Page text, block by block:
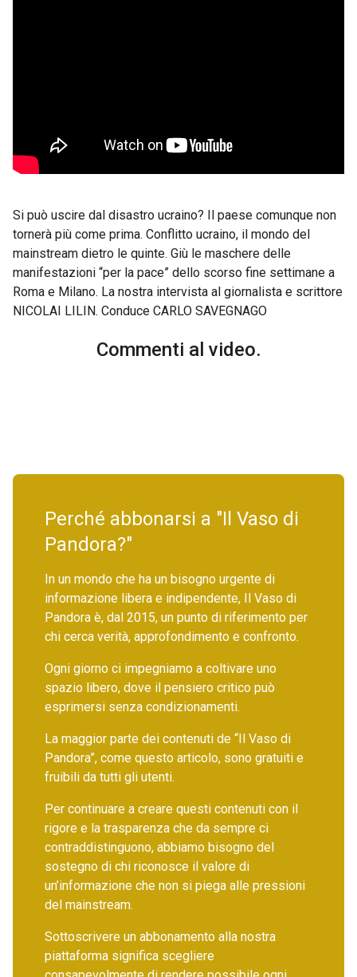
Si può uscire dal disastro ucraino? Il paese comunque non
tornerà più come prima. Conflitto ucraino, il mondo del
mainstream dietro le quinte. Giù le maschere delle
manifestazioni “per la pace” dello scorso fine settimane a
Roma e Milano. La nostra intervista al giornalista e scrittore
NICOLAI LILIN. Conduce CARLO SAVEGNAGO
Commenti al video.
Perché abbonarsi a "Il Vaso di
Pandora?"
In un mondo che ha un bisogno urgente di
informazione libera e indipendente, Il Vaso di
Pandora è, dal 2015, un punto di riferimento per
chi cerca verità, approfondimento e confronto.
Ogni giorno ci impegniamo a coltivare uno
spazio libero, dove il pensiero critico può
esprimersi senza condizionamenti.
La maggior parte dei contenuti de “Il Vaso di
Pandora”, come questo articolo, sono gratuiti e
fruibili da tutti gli utenti.
Per continuare a creare questi contenuti con il
rigore e la trasparenza che da sempre ci
contraddistinguono, abbiamo bisogno del
sostegno di chi riconosce il valore di
un’informazione che non si piega alle pressioni
del mainstream.
Sottoscrivere un abbonamento alla nostra
piattaforma significa scegliere